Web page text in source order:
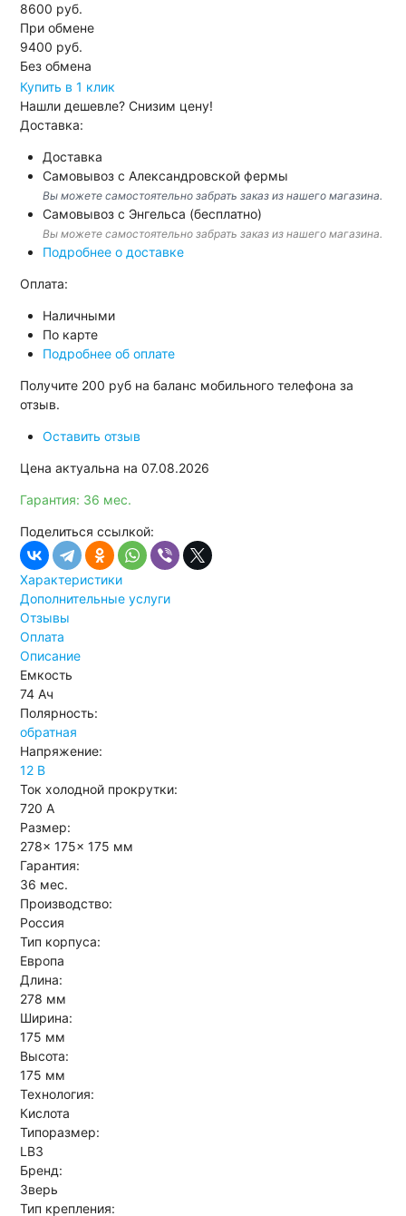
8600 руб.
При обмене
9400 руб.
Без обмена
Купить в 1 клик
Нашли дешевле?Снизим цену!
Доставка:
Доставка
Самовывоз с Александровской фермы
Вы можете самостоятельно забрать заказ из нашего магазина.
Самовывоз с Энгельса (бесплатно)
Вы можете самостоятельно забрать заказ из нашего магазина.
Подробнее о доставке
Оплата:
Наличными
По карте
Подробнее об оплате
Получите 200 руб на баланс мобильного телефона за
отзыв.
Оставить отзыв
Цена актуальна на 07.08.2026
Гарантия: 36 мес.
Поделиться ссылкой:
Характеристики
Дополнительные услуги
Отзывы
Оплата
Описание
Емкость
74 Ач
Полярность:
обратная
Напряжение:
12 В
Ток холодной прокрутки:
720 А
Размер:
278x 175x 175 мм
Гарантия:
36 мес.
Производство:
Россия
Тип корпуса:
Европа
Длина:
278 мм
Ширина:
175 мм
Высота:
175 мм
Технология:
Кислота
Типоразмер:
LB3
Бренд:
Зверь
Тип крепления: